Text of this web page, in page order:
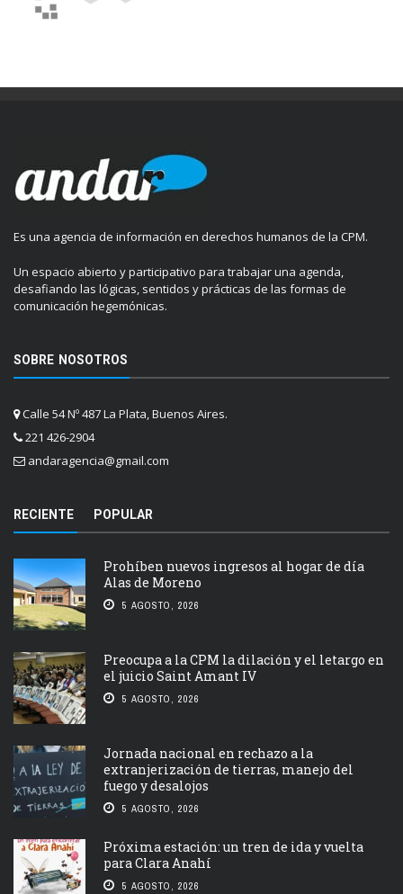
Es una agencia de información en derechos humanos de la CPM.
Un espacio abierto y participativo para trabajar una agenda,
desafiando las lógicas, sentidos y prácticas de las formas de
comunicación hegemónicas.
SOBRE NOSOTROS
Calle 54 Nº 487 La Plata, Buenos Aires.
221 426-2904
andaragencia@gmail.com
RECIENTE POPULAR
Prohíben nuevos ingresos al hogar de día
Alas de Moreno
5 AGOSTO, 2026
Preocupa a la CPM la dilación y el letargo en
el juicio Saint Amant IV
5 AGOSTO, 2026
Jornada nacional en rechazo a la
extranjerización de tierras, manejo del
fuego y desalojos
5 AGOSTO, 2026
Próxima estación: un tren de ida y vuelta
para Clara Anahí
5 AGOSTO, 2026